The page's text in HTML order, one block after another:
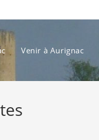
Venir à Aurignac